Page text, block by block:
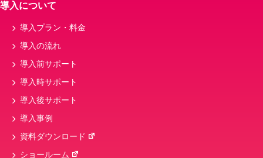
導入について
導入プラン・料金
導入の流れ
導入前サポート
導入時サポート
導入後サポート
導入事例
資料ダウンロード
ショールーム